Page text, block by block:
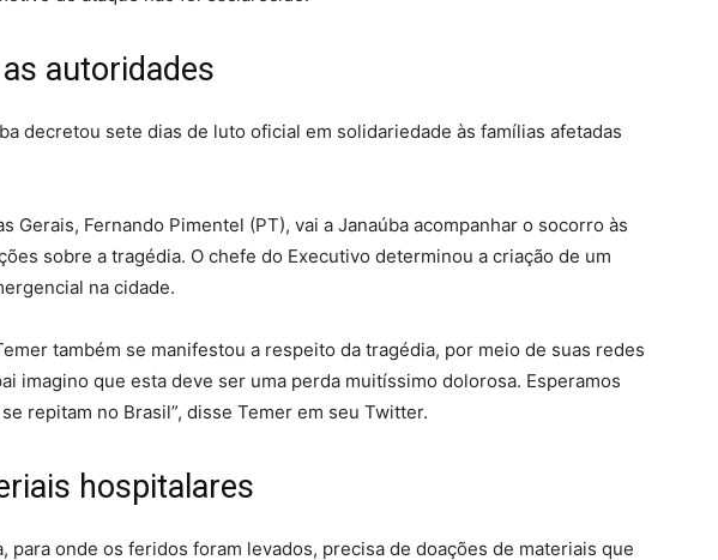
autoridades
decretou sete dias de luto oficial em solidariedade às famílias afetadas
Gerais, Fernando Pimentel (PT), vai a Janaúba acompanhar o socorro às
sobre a tragédia. O chefe do Executivo determinou a criação de um
na cidade.
também se manifestou a respeito da tragédia, por meio de suas redes
imagino que esta deve ser uma perda muitíssimo dolorosa. Esperamos
repitam no Brasil”, disse Temer em seu Twitter.
hospitalares
para onde os feridos foram levados, precisa de doações de materiais que